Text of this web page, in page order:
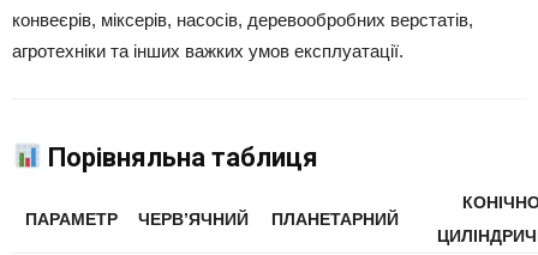
конвеєрів, міксерів, насосів, деревообробних верстатів,
агротехніки та інших важких умов експлуатації.
Порівняльна таблиця
ПАРАМЕТР ЧЕРВ’ЯЧНИЙ ПЛАНЕТАРНИЙ